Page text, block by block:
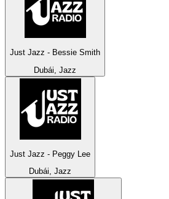
Just Jazz - Bessie Smith
Dubái, Jazz
Just Jazz - Peggy Lee
Dubái, Jazz